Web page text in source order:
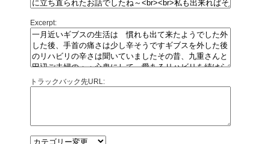
Excerpt:
トラックバック先URL: